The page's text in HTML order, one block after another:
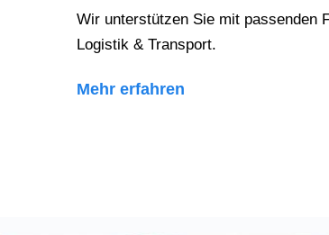
Wir unterstützen Sie mit passenden
Logistik & Transport.
Mehr erfahren